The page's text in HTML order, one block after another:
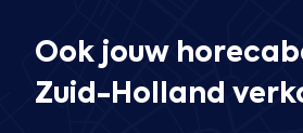
Ook jouw
Zuid-Holland